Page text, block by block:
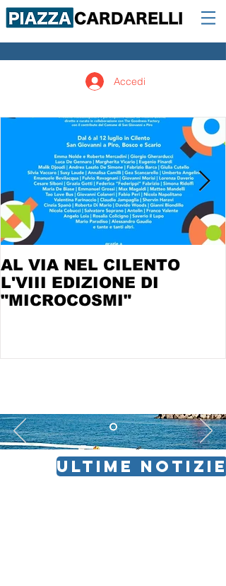
Accedi
AL VIA NEL CILENTO
L'VIII EDIZIONE DI
"MICROCOSMI"
ULTIME NOTIZIE